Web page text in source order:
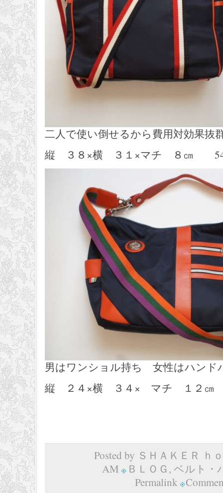
二人で使い倒せるから費用対効果抜
縦 ３８×横 ３１×マチ ８㎝
男はワンショル持ち 女性はハンド
縦 ２４×横 ３４× マチ １２㎝
Posted by ＳＨＡＫＥＲ ｈ
AM
ＢＬＯＧ, ベルト・
Permalink